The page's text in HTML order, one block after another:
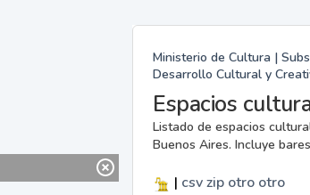
Ministerio de Cultura |
Desarrollo Cultural y
Espacios
Listado de espacios
Buenos Aires. Incluye
| csvzip otro otro